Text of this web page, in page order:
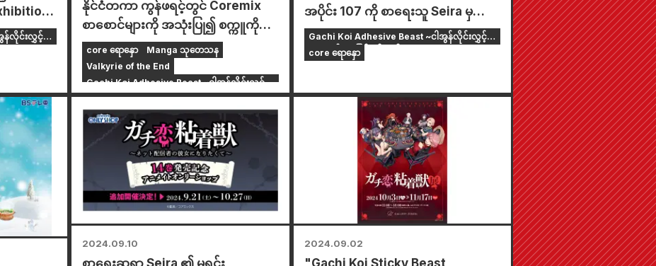
းတွင်
အွန်လိုင်းလွှင့်
နိုင်ငံတကာ ကွန်ဖရင့်တွင် Coremix
စာစောင်များကို အသုံးပြု၍ စက္ကူကို
ရရှိသည်။
core ရောနှော
Manga သုတေသန
Valkyrie of the End
Gachi Koi Adhesive Beast ~ငါအွန်လိုင်းလွှင့်
သူရဲ့ရည်းစားဖြစ်ချင်တယ်~
အာတီ Chiruran Shinsengumi Requiem
အပိုင်း 107 ကို စာရေးသူ Seira မှ
နောက်အပိုင်းသည် နောက်ဆုံးအပိုင်း
ဖြစ်မည်ဟု SNS တွင် ကြိုတင်ကြေငြာ
Gachi Koi Adhesive Beast ~ငါအွန်လိုင်းလွှင့်
သူရဲ့ရည်းစားဖြစ်ချင်တယ်~
core ရောနှော
2024.09.10
စာရေးဆရာ Seira ၏ မူရင်း
2024.09.02
"Gachi Koi Sticky Beast